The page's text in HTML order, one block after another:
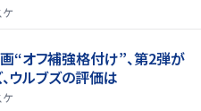
ケ
“オフ補強格付け”、第2弾が
ウルブズの評価は
ケ